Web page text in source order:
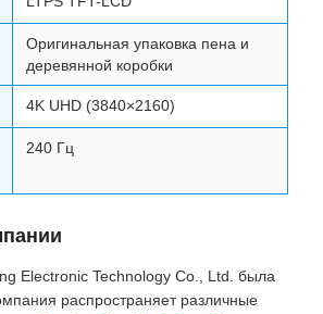
Оригинальная упаковка пена и
деревянной коробки
4K UHD (3840×2160)
240 Гц
Electronic Technology Co., Ltd. была
распространяет различные